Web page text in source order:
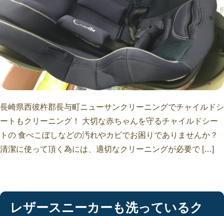
長崎県西彼杵郡長与町ニューサンクリーニングでチャイルドシ
ートもクリーニング！ 大切な赤ちゃんを守るチャイルドシー
トの 食べこぼしなどの汚れやカビでお困りでありませんか？
清潔に使って頂く為には、適切なクリーニングが必要で […]
レザースニーカーも洗っているク